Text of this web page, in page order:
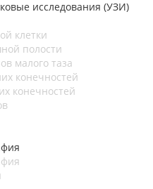
исследования (УЗИ)
клетки
полости
малого таза
конечностей
конечностей